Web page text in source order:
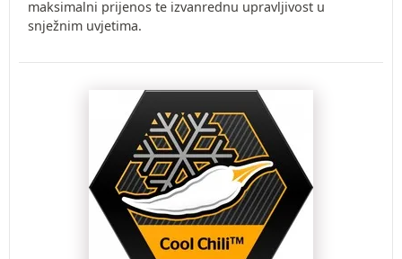
maksimalni prijenos te izvanrednu upravljivost u
snježnim uvjetima.